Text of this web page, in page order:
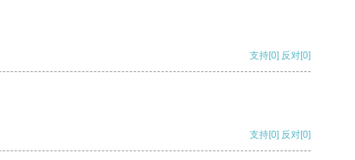
支持[0] 反对[0]
支持[0] 反对[0]